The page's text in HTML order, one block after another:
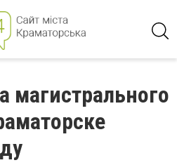
магистрального